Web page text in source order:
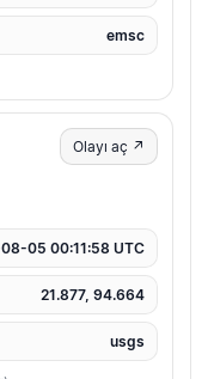
emsc
Olayı aç ↗
05 00:11:58 UTC
21.877, 94.664
usgs